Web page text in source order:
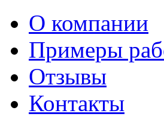
О компании
Примеры
Отзывы
Контакты